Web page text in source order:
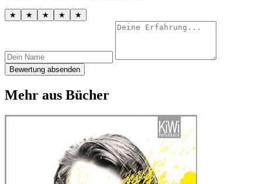
★ ★ ★ ★ ★
Bewertung absenden
Mehr aus Bücher